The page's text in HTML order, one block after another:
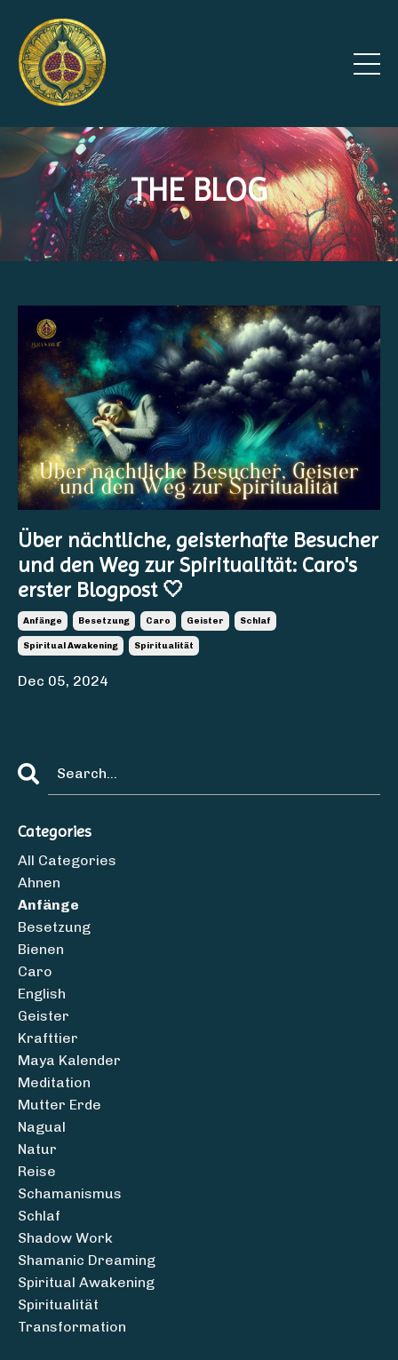
THE BLOG
Über nächtliche, geisterhafte Besucher
und den Weg zur Spiritualität: Caro's
erster Blogpost 🤍
Anfänge Besetzung Caro Geister Schlaf
Spiritual Awakening Spiritualität
Dec 05, 2024
Categories
All Categories
Ahnen
Anfänge
Besetzung
Bienen
Caro
English
Geister
Krafttier
Maya Kalender
Meditation
Mutter Erde
Nagual
Natur
Reise
Schamanismus
Schlaf
Shadow Work
Shamanic Dreaming
Spiritual Awakening
Spiritualität
Transformation